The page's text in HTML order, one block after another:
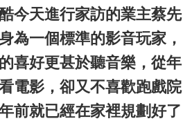
今天進行家訪的業主蔡先
為一個標準的影音玩家，
喜好更甚於聽音樂，從年
電影，卻又不喜歡跑戲院
前就已經在家裡規劃好了